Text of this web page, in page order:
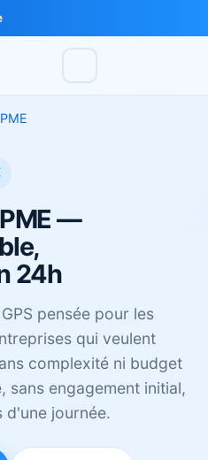
—
24h
pensée pour les
qui veulent
complexité ni budget
sans engagement initial,
d'une journée.